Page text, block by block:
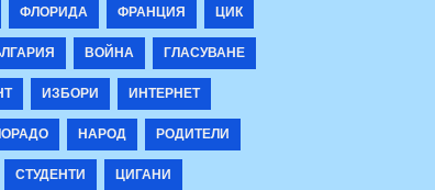
ФЛОРИДА ФРАНЦИЯ
ЦИК
ВОЙНА
ГЛАСУВАНЕ
ИЗБОРИ
ИНТЕРНЕТ
НАРОД
РОДИТЕЛИ
СТУДЕНТИ ЦИГАНИ